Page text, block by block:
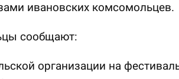
ивановских комсомольцев.
сообщают:
организации на